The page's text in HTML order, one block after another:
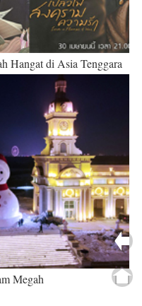
Hangat di Asia Tenggara
Megah